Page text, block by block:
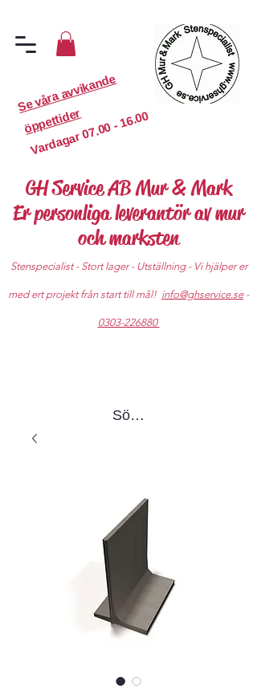
S
e
v
år
a
a
v
vi
k
a
n
d
e
ö
p
p
etti
d
er
Vardagar
07.00 - 16.00
GH Service AB Mur & Mark
Er personliga leverantör av mur
och marksten
Stenspecialist - Stort lager - Utställning - Vi hjälper er
med ert projekt från start till mål! info@ghservice.se-
0303-226880
Sök produkter